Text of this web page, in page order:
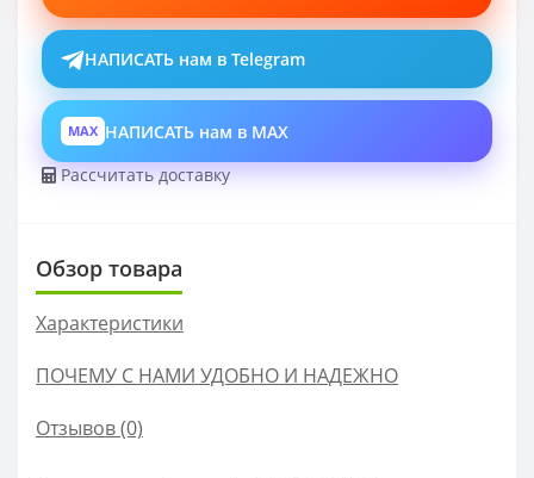
НАПИСАТЬ нам в Telegram
MAX НАПИСАТЬ нам в MAX
Рассчитать доставку
Обзор товара
Характеристики
ПОЧЕМУ С НАМИ УДОБНО И НАДЕЖНО
Отзывов (0)